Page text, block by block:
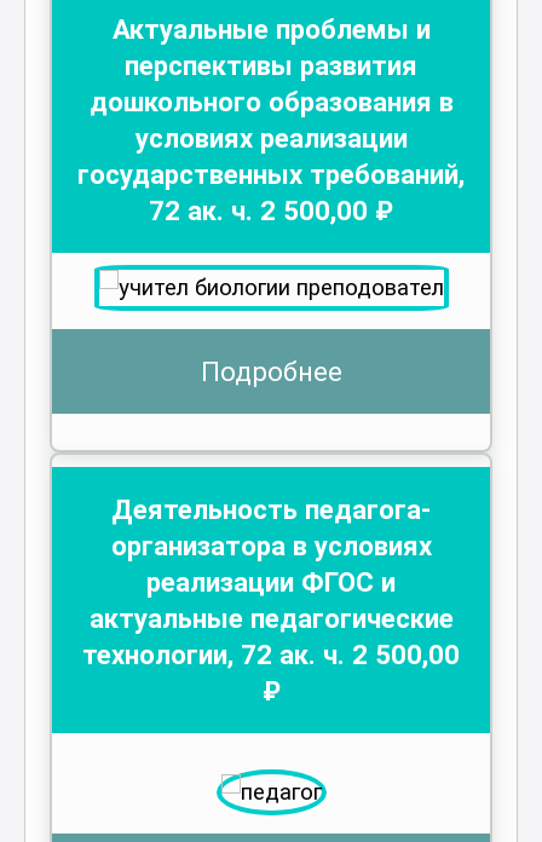
Актуальные проблемы и
перспективы развития
дошкольного образования в
условиях реализации
государственных требований,
72 ак. ч. 2 500,00 ₽
Подробнее
Деятельность педагога-
организатора в условиях
реализации ФГОС и
актуальные педагогические
технологии, 72 ак. ч. 2 500,00
₽